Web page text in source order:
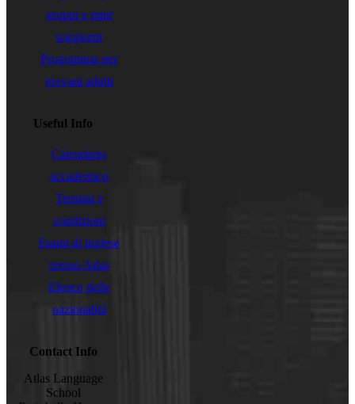
gruppi e mini
soggiorni
Programma per
giovani adulti
Useful Info
Calendario
accademico
Termini e
condizioni
Esami di inglese
presso Atlas
Elenco delle
nazionalità
Contact Info
Atlas Language
School